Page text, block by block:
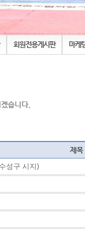
회원전용게시판 마케
제목
성구 시지)